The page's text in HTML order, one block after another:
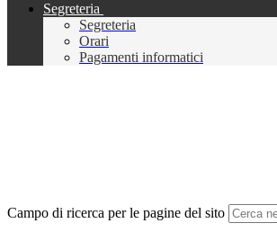
Segreteria
Segreteria
Orari
Pagamenti informatici
Campo di ricerca per le pagine del sito